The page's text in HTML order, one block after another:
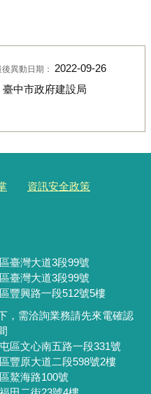
後異動日期： 2022-09-26
臺中市政府建設局
資訊安全政策
臺灣大道3段99號
臺灣大道3段99號
豐興路一段512號5樓
，需洽詢業務請先來電確認
區文心南五路一段331號
豐原大道二段598號2樓
鰲海路100號